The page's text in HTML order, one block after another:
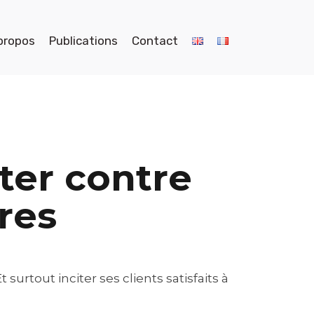
Publications Contact
contre
surtout inciter ses clients satisfaits à